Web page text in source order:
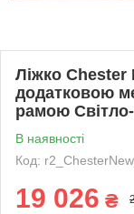
Ліжко Chester
додатковою
рамою
В наявності
Код:
19 026 ₴